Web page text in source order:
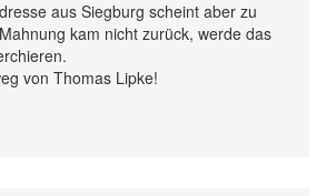
aus Siegburg scheint aber zu
kam nicht zurück, werde das
von Thomas Lipke!